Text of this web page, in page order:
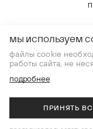
мы используем
файлы cookie
работы сайта, не
подробнее
ПРИНЯТЬ